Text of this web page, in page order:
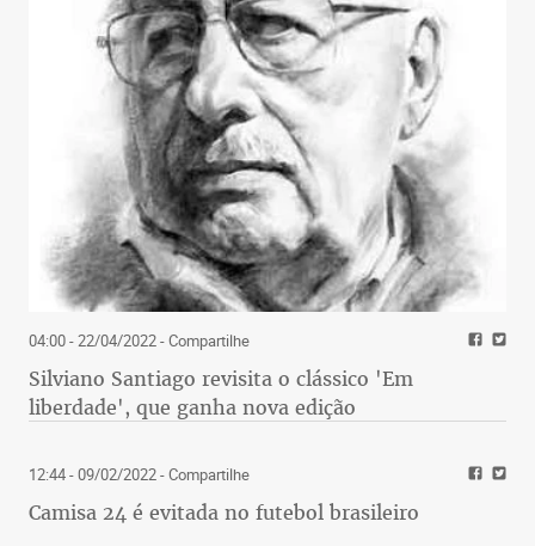
crescer bem acima dos 3,4% este ano. As revisões
do mercado para crescimento estão acima de 4% e
há quem preveja 5%”. É ainda do Fórum de
Investimentos Brasil 2021, só que o registro, desta
vez, vem de quem entende. Partiu do ministro da
Economia, Paulo Guedes. “Estamos preparando o
ambiente de negócios para retomarmos o caminho
da prosperidade”, ainda ressaltou. É praia dele, já
que é da Escola de Chicago, que dispensa maiores
apresentações.
04:00 - 22/04/2022- Compartilhe
Silviano Santiago revisita o clássico 'Em
liberdade', que ganha nova edição
12:44 - 09/02/2022- Compartilhe
Camisa 24 é evitada no futebol brasileiro